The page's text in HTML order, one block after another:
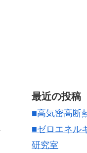
最近の投稿
■高気密高断
■ゼロエネル
研究室